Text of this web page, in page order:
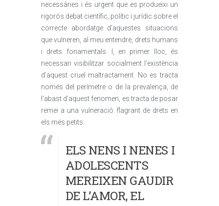
necessàries i és urgent que es produeixi un
rigorós debat científic, polític i jurídic sobre el
correcte abordatge d’aquestes situacions
que vulneren, al meu entendre, drets humans
i drets fonamentals. I, en primer lloc, és
necessari visibilitzar socialment l’existència
d’aquest cruel maltractament. No es tracta
només del perímetre o de la prevalença, de
l’abast d’aquest fenomen, es tracta de posar
remei a una vulneració flagrant de drets en
els més petits.
ELS NENS I NENES I
ADOLESCENTS
MEREIXEN GAUDIR
DE L’AMOR, EL